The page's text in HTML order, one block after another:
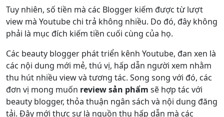
Tuy nhiên, số tiền mà các Blogger kiếm được từ lượt
view mà Youtube chi trả không nhiều. Do đó, đây không
phải là mục đích kiếm tiền cuối cùng của họ.
Các beauty blogger phát triển kênh Youtube, đan xen là
các nội dung mới mẻ, thú vị, hấp dẫn người xem nhằm
thu hút nhiều view và tương tác. Song song với đó, các
đơn vị mong muốn review sản phẩm sẽ hợp tác với
beauty blogger, thỏa thuận ngân sách và nội dung đăng
tải. Đây mới thực sự là nguồn thu hấp dẫn mà các